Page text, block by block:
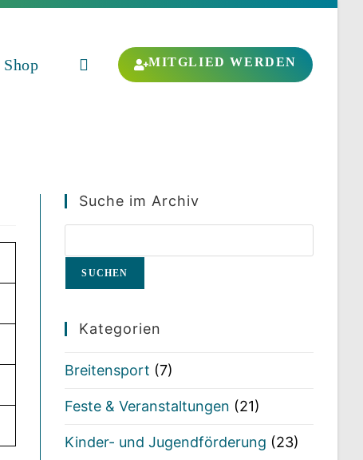
MITGLIED WERDEN
Shop Website-
umschalten
Suche im Archiv
SUCHEN
Kategorien
Breitensport (7)
Feste & Veranstaltungen (21)
Kinder- und Jugendförderung (23)